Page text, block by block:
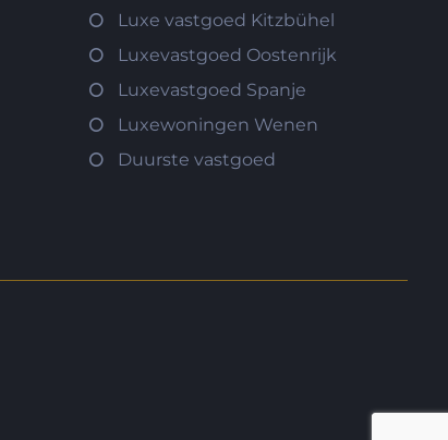
Luxe vastgoed Kitzbühel
Luxevastgoed Oostenrijk
Luxevastgoed Spanje
Luxewoningen Wenen
Duurste vastgoed